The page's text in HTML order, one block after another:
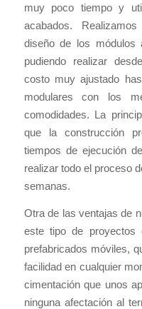
muy poco tiempo y
acabados.
diseño de los módulos
pudiendo realizar
costo muy ajustado
modulares con los
comodidades. La
que la construcción
tiempos de ejecución
realizar todo el proceso
semanas.
Otra de las ventajas de
este tipo de proyectos
prefabricados móviles,
facilidad en cualquier
cimentación que unos
ninguna afectación al